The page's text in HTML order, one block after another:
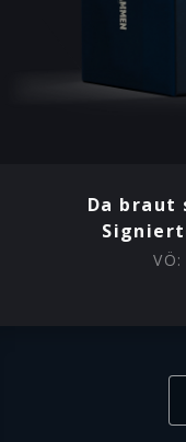
Der kraftvolle
treibende Gitarren,
mitreißende Irish-
Leben – und
Suche nach neuen
Mit „Belle Of
energiegeladene
„Alte Seelen“
unzerstörbarer
Da braut
VÖ: